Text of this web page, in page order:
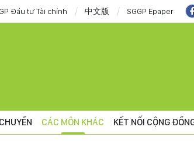
Đầu tư Tài chính 中文版 SGGP Epaper
CÁC MÔN KHÁC KẾT NỐI CỘNG